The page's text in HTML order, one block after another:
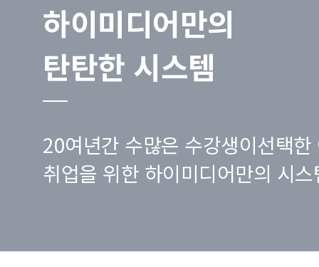
하이미디어만의
탄탄한 시스템
20여년간 수많은 수강생이선택한
취업을 위한 하이미디어만의 시